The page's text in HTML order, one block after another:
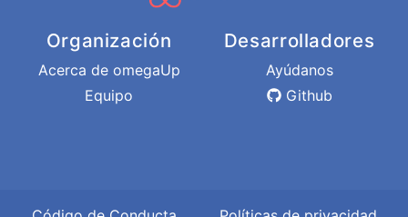
Organización
Acerca de omegaUp
Equipo
Desarrolladores
Ayúdanos
Github